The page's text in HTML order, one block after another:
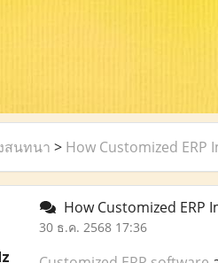
สนทนา > How Customized
How Customized ERP
30 ธ.ค. 2568 17:36